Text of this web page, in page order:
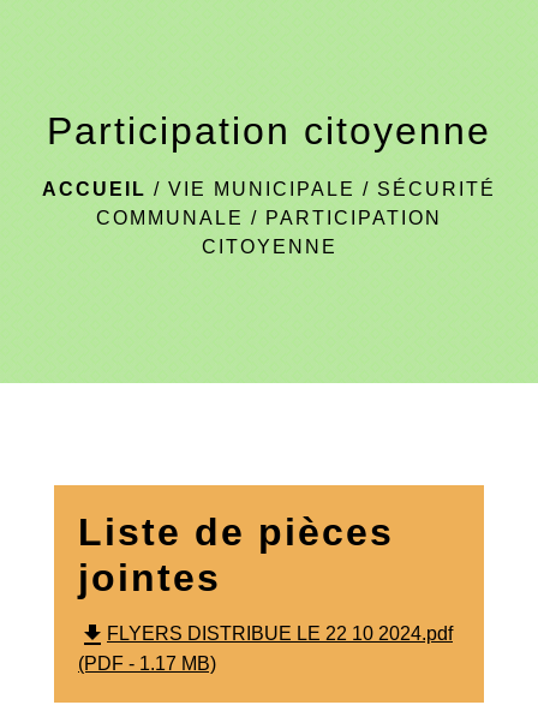
Participation citoyenne
ACCUEIL / VIE MUNICIPALE / SÉCURITÉ
COMMUNALE / PARTICIPATION
CITOYENNE
Liste de pièces
jointes
file_download FLYERS DISTRIBUE LE 22 10 2024.pdf
(PDF - 1.17 MB)